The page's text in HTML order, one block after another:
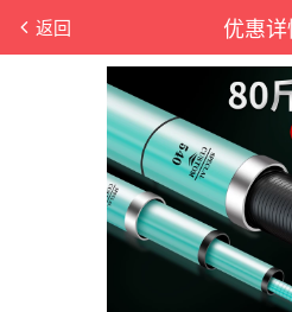
优惠
返回